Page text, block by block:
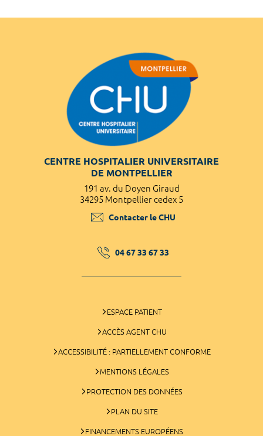
CENTRE HOSPITALIER UNIVERSITAIRE
DE MONTPELLIER
191 av. du Doyen Giraud
34295 Montpellier cedex 5
Contacter le CHU
04 67 33 67 33
ESPACE PATIENT
ACCÈS AGENT CHU
ACCESSIBILITÉ : PARTIELLEMENT CONFORME
MENTIONS LÉGALES
PROTECTION DES DONNÉES
PLAN DU SITE
FINANCEMENTS EUROPÉENS